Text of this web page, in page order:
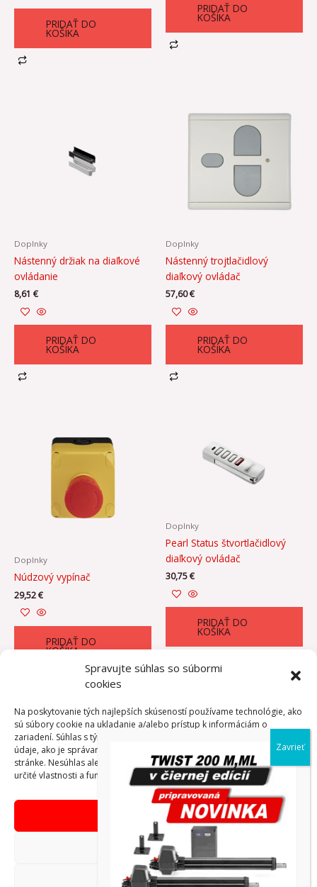
Spravujte súhlas so súbormi
cookies
Na poskytovanie tých najlepších skúseností používame technológie, ako
sú súbory cookie na ukladanie a/alebo prístup k informáciám o
zariadení. Súhlas s týmito technológiami nám umožní spracovávať
údaje, ako je správanie pri prehliadaní alebo jedinečné ID na tejto
stránke. Nesúhlas alebo odvolanie súhlasu môže nepriaznivo ovplyvniť
určité vlastnosti a funkcie.
Prijať
Odmietnuť
Zobraziť predvoľby
PRIDAŤ DO
KOŠÍKA
PRIDAŤ DO
KOŠÍKA
Doplnky
Nástenný držiak na diaľkové
ovládanie
8,61 €
PRIDAŤ DO
KOŠÍKA
Doplnky
Nástenný trojtlačidlový
diaľkový ovládač
57,60€
PRIDAŤ DO
KOŠÍKA
Doplnky
Núdzový vypínač
29,52€
PRIDAŤ DO
KOŠÍKA
Doplnky
Pearl Status štvortlačidlový
diaľkový ovládač
30,75€
PRIDAŤ DO
KOŠÍKA
← 1 2 →
Copyright © AdVibeMedia, s. r. o.
Obchodné podmienky eshop